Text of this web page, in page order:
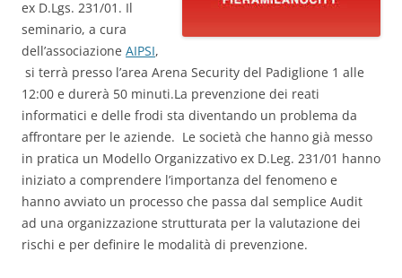
ex D.Lgs. 231/01. Il
seminario, a cura
dell’associazione AIPSI,
si terrà presso l’area Arena Security del Padiglione 1 alle
12:00 e durerà 50 minuti.La prevenzione dei reati
informatici e delle frodi sta diventando un problema da
affrontare per le aziende. Le società che hanno già messo
in pratica un Modello Organizzativo ex D.Leg. 231/01 hanno
iniziato a comprendere l’importanza del fenomeno e
hanno avviato un processo che passa dal semplice Audit
ad una organizzazione strutturata per la valutazione dei
rischi e per definire le modalità di prevenzione.